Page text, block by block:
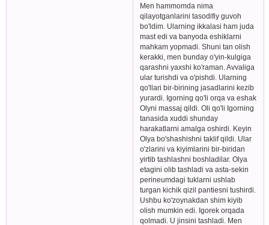
Men hammomda nima
qilayotganlarini tasodifiy guvoh
bo'ldim. Ularning ikkalasi ham juda
mast edi va banyoda eshiklarni
mahkam yopmadi. Shuni tan olish
kerakki, men bunday o'yin-kulgiga
qarashni yaxshi ko'raman. Avvaliga
ular turishdi va o'pishdi. Ularning
qo'llari bir-birining jasadlarini kezib
yurardi. Igorning qo'li orqa va eshak
Olyni massaj qildi. Oli qo'li Igorning
tanasida xuddi shunday
harakatlarni amalga oshirdi. Keyin
Olya bo'shashishni taklif qildi. Ular
o'zlarini va kiyimlarini bir-biridan
yirtib tashlashni boshladilar. Olya
etagini olib tashladi va asta-sekin
perineumdagi tuklarni ushlab
turgan kichik qizil pantiesni tushirdi.
Ushbu ko'zoynakdan shim kiyib
olish mumkin edi. Igorek orqada
qolmadi. U jinsini tashladi. Men